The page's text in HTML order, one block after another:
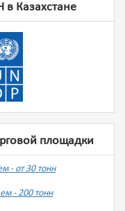
Казахстане
площадки
- от 30 тонн
- 200 тонн